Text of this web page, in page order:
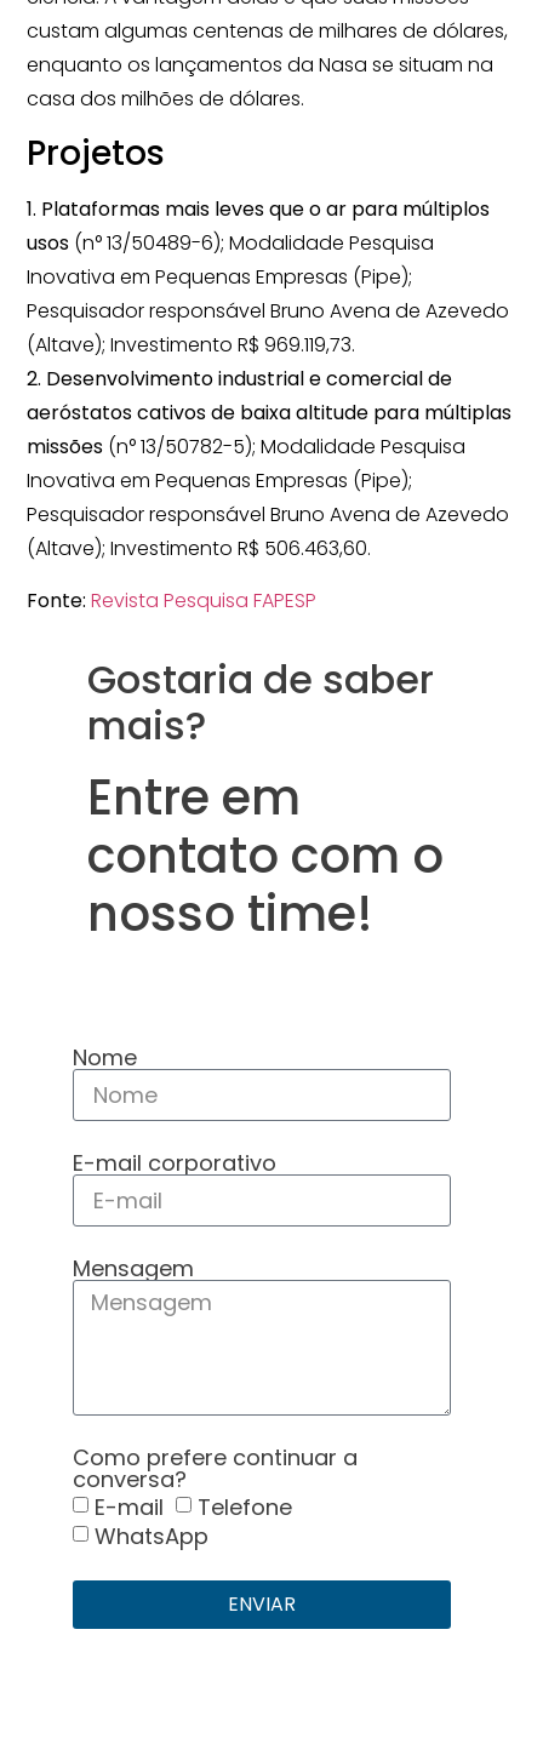
custam algumas centenas de milhares de dólares,
enquanto os lançamentos da Nasa se situam na
casa dos milhões de dólares.
Projetos
1. Plataformas mais leves que o ar para múltiplos
usos (n° 13/50489-6); Modalidade Pesquisa
Inovativa em Pequenas Empresas (Pipe);
Pesquisador responsável Bruno Avena de Azevedo
(Altave); Investimento R$ 969.119,73.
2. Desenvolvimento industrial e comercial de
aeróstatos cativos de baixa altitude para múltiplas
missões (n° 13/50782-5); Modalidade Pesquisa
Inovativa em Pequenas Empresas (Pipe);
Pesquisador responsável Bruno Avena de Azevedo
(Altave); Investimento R$ 506.463,60.
Fonte: Revista Pesquisa FAPESP
Gostaria de saber
mais?
Entre em
contato com o
nosso time!
Nome
E-mail corporativo
Mensagem
Como prefere continuar a
conversa?
E-mail
Telefone
WhatsApp
ENVIAR